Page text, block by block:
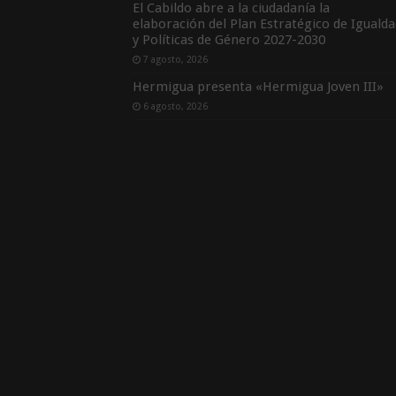
El Cabildo abre a la ciudadanía la
elaboración del Plan Estratégico de
y Políticas de Género 2027-2030
7 agosto, 2026
Hermigua presenta «Hermigua Joven III»
6 agosto, 2026